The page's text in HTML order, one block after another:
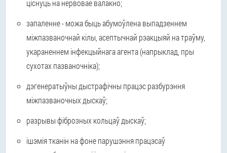
ціснуць на нервовае валакно;
запаленне - можа быць абумоўлена выпадзеннем
міжпазваночнай кілы, асептычнай рэакцыяй на траўму,
укараненнем інфекцыйнага агента (напрыклад, пры
сухотах пазваночніка);
дэгенератыўны дыстрафічны працэс разбурэння
міжпазваночных дыскаў;
разрывы фіброзных кольцаў дыскаў;
ішэмія тканін на фоне парушэння працэсаў